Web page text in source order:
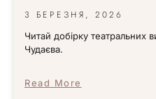
3 БЕРЕЗНЯ, 2026
Читай добірку театральних
Чудаєва.
Read More